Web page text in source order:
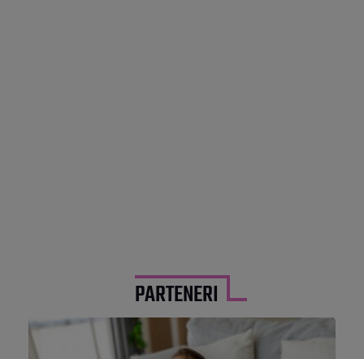
PARTENERI